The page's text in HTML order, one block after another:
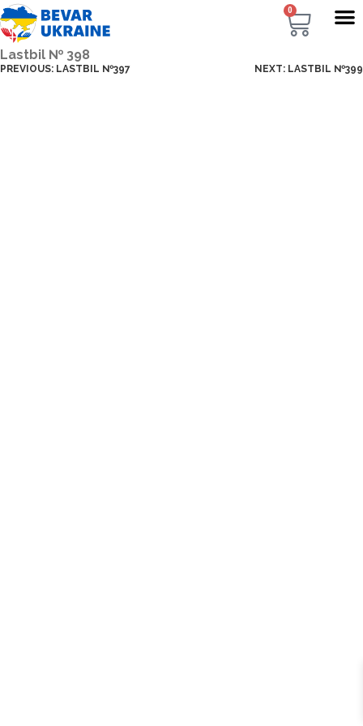
0
Lastbil № 398
PREVIOUS: LASTBIL №397 NEXT: LASTBIL №399